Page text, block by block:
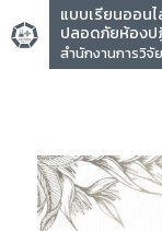
แบบเรียนออน
ปลอดภัยห้องป
สำนักงานการวิจั